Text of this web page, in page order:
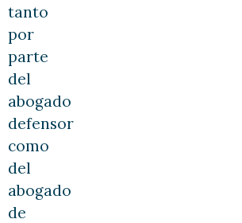
tanto
por
parte
del
abogado
defensor
como
del
abogado
de